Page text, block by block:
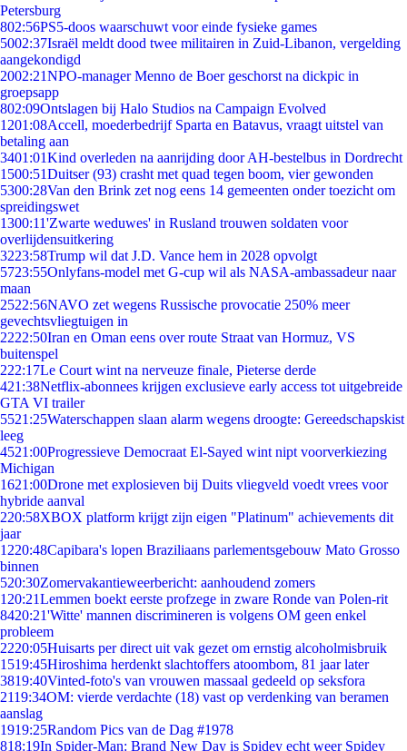
Petersburg
802:56PS5-doos waarschuwt voor einde fysieke games
5002:37Israël meldt dood twee militairen in Zuid-Libanon, vergelding
aangekondigd
2002:21NPO-manager Menno de Boer geschorst na dickpic in
groepsapp
802:09Ontslagen bij Halo Studios na Campaign Evolved
1201:08Accell, moederbedrijf Sparta en Batavus, vraagt uitstel van
betaling aan
3401:01Kind overleden na aanrijding door AH-bestelbus in Dordrecht
1500:51Duitser (93) crasht met quad tegen boom, vier gewonden
5300:28Van den Brink zet nog eens 14 gemeenten onder toezicht om
spreidingswet
1300:11'Zwarte weduwes' in Rusland trouwen soldaten voor
overlijdensuitkering
3223:58Trump wil dat J.D. Vance hem in 2028 opvolgt
5723:55Onlyfans-model met G-cup wil als NASA-ambassadeur naar
maan
2522:56NAVO zet wegens Russische provocatie 250% meer
gevechtsvliegtuigen in
2222:50Iran en Oman eens over route Straat van Hormuz, VS
buitenspel
222:17Le Court wint na nerveuze finale, Pieterse derde
421:38Netflix-abonnees krijgen exclusieve early access tot uitgebreide
GTA VI trailer
5521:25Waterschappen slaan alarm wegens droogte: Gereedschapskist
leeg
4521:00Progressieve Democraat El-Sayed wint nipt voorverkiezing
Michigan
1621:00Drone met explosieven bij Duits vliegveld voedt vrees voor
hybride aanval
220:58XBOX platform krijgt zijn eigen "Platinum" achievements dit
jaar
1220:48Capibara's lopen Braziliaans parlementsgebouw Mato Grosso
binnen
520:30Zomervakantieweerbericht: aanhoudend zomers
1 20:21Lemmen boekt eerste profzege in zware Ronde van Polen-rit
8420:21'Witte' mannen discrimineren is volgens OM geen enkel
probleem
2220:05Huisarts per direct uit vak gezet om ernstig alcoholmisbruik
1519:45Hiroshima herdenkt slachtoffers atoombom, 81 jaar later
3819:40Vinted-foto's van vrouwen massaal gedeeld op seksfora
2119:34OM: vierde verdachte (18) vast op verdenking van beramen
aanslag
1919:25Random Pics van de Dag #1978
818:19In Spider-Man: Brand New Day is Spidey echt weer Spidey